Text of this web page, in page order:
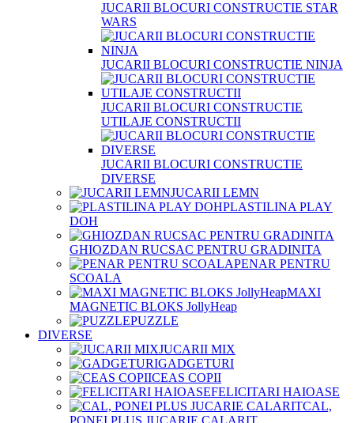
JUCARII BLOCURI CONSTRUCTIE STAR
WARS
JUCARII BLOCURI CONSTRUCTIE NINJA
JUCARII BLOCURI CONSTRUCTIE
UTILAJE CONSTRUCTII
JUCARII BLOCURI CONSTRUCTIE
DIVERSE
JUCARII LEMN
PLASTILINA PLAY
DOH
GHIOZDAN RUCSAC PENTRU GRADINITA
PENAR PENTRU
SCOALA
MAXI
MAGNETIC BLOKS JollyHeap
PUZZLE
DIVERSE
JUCARII MIX
GADGETURI
CEAS COPII
FELICITARI HAIOASE
CAL,
PONEI PLUS JUCARIE CALARIT